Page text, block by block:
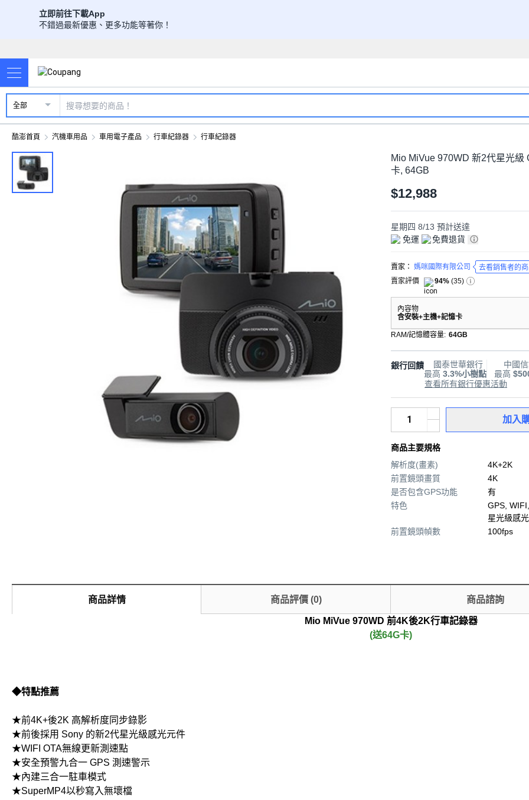
立即前往下載App
不錯過最新優惠、更多功能等著你！
全部
酷澎首頁 汽機車用品 車用電子產品 行車紀錄器 行車紀錄器
Mio MiVue 970WD 新2代星光
卡, 64GB
$12,988
星期四 8/13 預計送達
免運
免費退貨
賣家： 媽咪國際有限公司
去看銷售者的
賣家評價
94% (35)
內容物
含安裝+主機+記憶卡
RAM/記憶體容量: 64GB
銀行回饋
國泰世華銀行
最高 3.3%小樹點
中國
最高
查看所有銀行優惠活動
加入
商品主要規格
解析度(畫素)
4K+2K
前置鏡頭畫質
4K
是否包含GPS功能
有
特色
GPS,
星光級感
前置鏡頭幀數
100fps
商品詳情 商品評價(0) 商品諮詢
Mio MiVue 970WD 前4K後2K行車記錄器
(送64G卡)
◆特點推薦
★前4K+後2K 高解析度同步錄影
★前後採用 Sony 的新2代星光級感光元件
★WIFI OTA無線更新測速點
★安全預警九合一 GPS 測速警示
★內建三合一駐車模式
★SuperMP4以秒寫入無壞檔